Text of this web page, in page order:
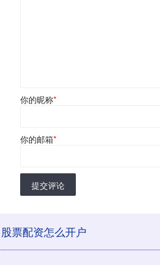
你的昵称*
你的邮箱*
提交评论
股票配资怎么开户